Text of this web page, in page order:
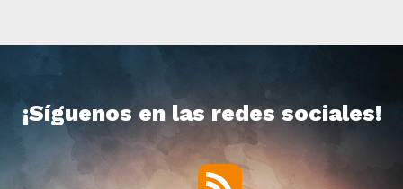
¡Síguenos en las redes sociales!
RSS